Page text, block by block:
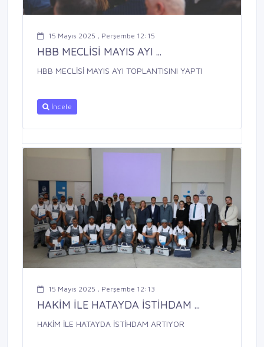
15 Mayıs 2025 , Perşembe 12:15
HBB MECLİSİ MAYIS AYI ...
HBB MECLİSİ MAYIS AYI TOPLANTISINI YAPTI
İncele
15 Mayıs 2025 , Perşembe 12:13
HAKİM İLE HATAYDA İSTİHDAM ...
HAKİM İLE HATAYDA İSTİHDAM ARTIYOR